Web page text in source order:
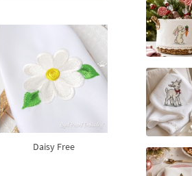
Daisy Free